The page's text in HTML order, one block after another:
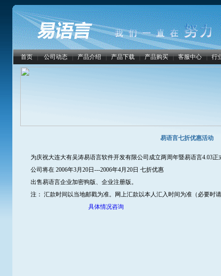
首页 | 公司动态 | 产品介绍 | 产品下载 | 产品购买 | 客服中心 | 行
易语言七折优惠活动
为庆祝大连大有吴涛易语言软件开发有限公司成立两周年暨易语言4.03
公司将在 2006年3月20日---2006年4月20日 七折优惠
出售易语言企业加密狗版、企业注册版。
注： 汇款时间以当地邮戳为准。网上汇款以本人汇入时间为准（必要时
具体情况咨询